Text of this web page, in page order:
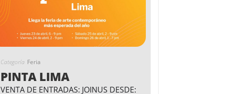
Categoría Feria
PINTA LIMA
VENTA DE ENTRADAS: JOINUS DESDE: